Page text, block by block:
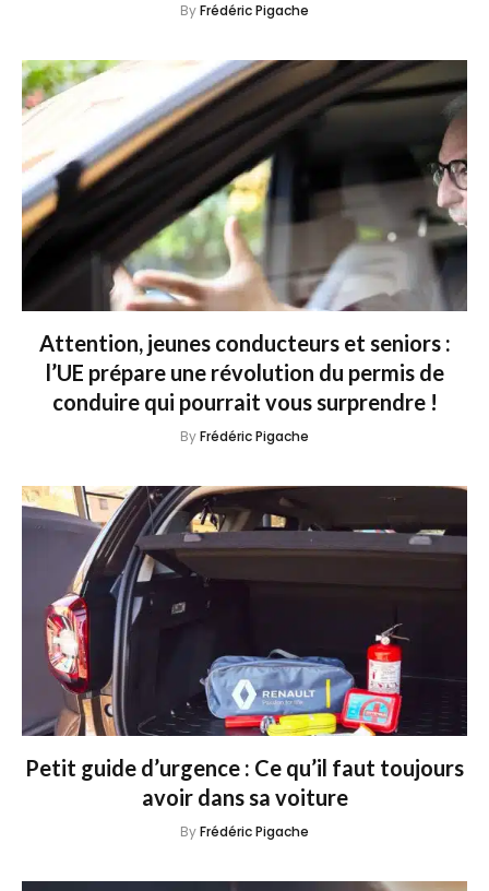
ByFrédéric Pigache
Attention, jeunes conducteurs et seniors :
l’UE prépare une révolution du permis de
conduire qui pourrait vous surprendre !
ByFrédéric Pigache
Petit guide d’urgence : Ce qu’il faut toujours
avoir dans sa voiture
ByFrédéric Pigache